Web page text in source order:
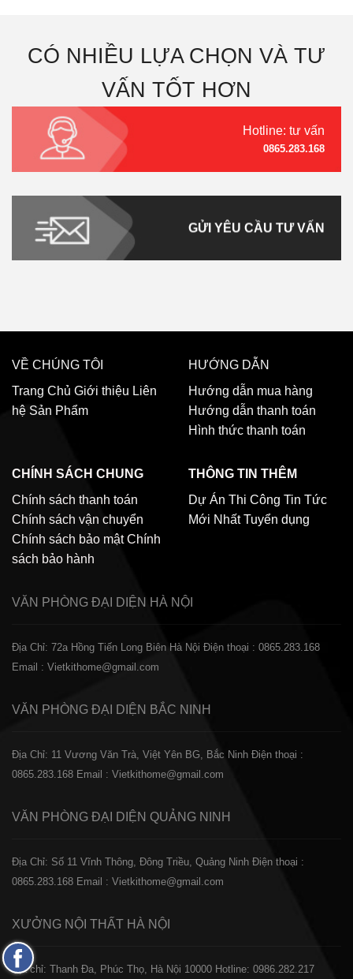
CÓ NHIỀU LỰA CHỌN VÀ TƯ
VẤN TỐT HƠN
Hotline: tư vấn
0865.283.168
GỬI YÊU CẦU TƯ VẤN
VỀ CHÚNG TÔI
Trang Chủ Giới thiệu Liên
hệ Sản Phẩm
HƯỚNG DẪN
Hướng dẫn mua hàng
Hướng dẫn thanh toán
Hình thức thanh toán
CHÍNH SÁCH CHUNG
Chính sách thanh toán
Chính sách vận chuyển
Chính sách bảo mật Chính
sách bảo hành
THÔNG TIN THÊM
Dự Án Thi Công Tin Tức
Mới Nhất Tuyển dụng
VĂN PHÒNG ĐẠI DIỆN HÀ NỘI
Địa Chỉ: 72a Hồng Tiến Long Biên Hà Nội Điện thoại : 0865.283.168
Email : Vietkithome@gmail.com
VĂN PHÒNG ĐẠI DIỆN BẮC NINH
Địa Chỉ: 11 Vương Văn Trà, Việt Yên BG, Bắc Ninh Điện thoại :
0865.283.168 Email : Vietkithome@gmail.com
VĂN PHÒNG ĐẠI DIỆN QUẢNG NINH
Địa Chỉ: Số 11 Vĩnh Thông, Đông Triều, Quảng Ninh Điện thoại :
0865.283.168 Email : Vietkithome@gmail.com
XƯỞNG NỘI THẤT HÀ NỘI
️Địa chỉ: Thanh Đa, Phúc Thọ, Hà Nội 10000 Hotline: 0986.282.217
Fanpage